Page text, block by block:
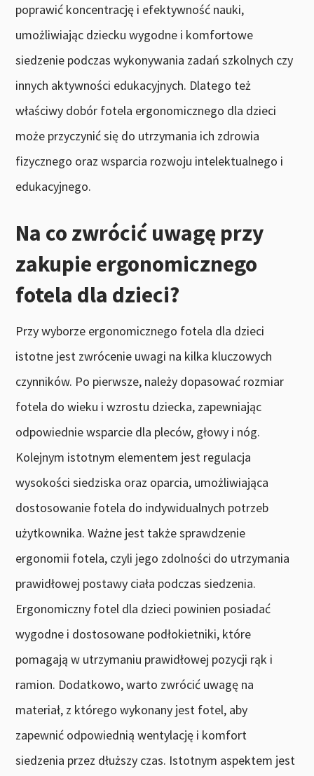
poprawić koncentrację i efektywność nauki,
umożliwiając dziecku wygodne i komfortowe
siedzenie podczas wykonywania zadań szkolnych czy
innych aktywności edukacyjnych. Dlatego też
właściwy dobór fotela ergonomicznego dla dzieci
może przyczynić się do utrzymania ich zdrowia
fizycznego oraz wsparcia rozwoju intelektualnego i
edukacyjnego.
Na co zwrócić uwagę przy
zakupie ergonomicznego
fotela dla dzieci?
Przy wyborze ergonomicznego fotela dla dzieci
istotne jest zwrócenie uwagi na kilka kluczowych
czynników. Po pierwsze, należy dopasować rozmiar
fotela do wieku i wzrostu dziecka, zapewniając
odpowiednie wsparcie dla pleców, głowy i nóg.
Kolejnym istotnym elementem jest regulacja
wysokości siedziska oraz oparcia, umożliwiająca
dostosowanie fotela do indywidualnych potrzeb
użytkownika. Ważne jest także sprawdzenie
ergonomii fotela, czyli jego zdolności do utrzymania
prawidłowej postawy ciała podczas siedzenia.
Ergonomiczny fotel dla dzieci powinien posiadać
wygodne i dostosowane podłokietniki, które
pomagają w utrzymaniu prawidłowej pozycji rąk i
ramion. Dodatkowo, warto zwrócić uwagę na
materiał, z którego wykonany jest fotel, aby
zapewnić odpowiednią wentylację i komfort
siedzenia przez dłuższy czas. Istotnym aspektem jest